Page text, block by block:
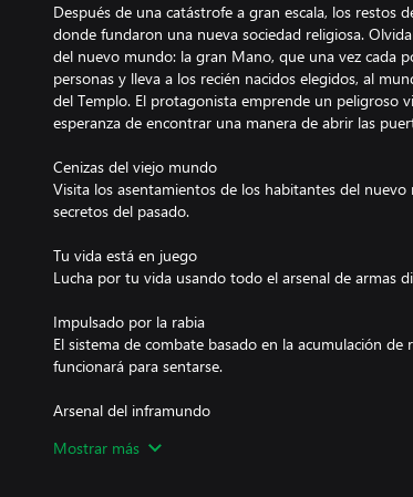
Después de una catástrofe a gran escala, los restos
donde fundaron una nueva sociedad religiosa.
del nuevo mundo: la gran Mano, que una vez cada
personas y lleva a los recién nacidos elegidos, al
del Templo. El protagonista emprende un peligroso
esperanza de encontrar una manera de abrir las
Cenizas del viejo mundo
Visita los asentamientos de los habitantes del
secretos del pasado.
Tu vida está en juego
Lucha por tu vida usando todo el arsenal de armas
Impulsado por la rabia
El sistema de combate basado en la acumulación
funcionará para sentarse.
Arsenal del inframundo
Mostrar más